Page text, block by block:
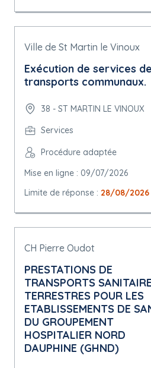
Ville de St Martin le Vinoux
Exécution de services de
transports communaux.
38 - ST MARTIN LE VINOUX
Services
Procédure adaptée
Mise en ligne : 09/07/2026
Limite de réponse : 28/08/2026
CH Pierre Oudot
PRESTATIONS DE
TRANSPORTS
TERRESTRES POUR LES
ETABLISSEMENTS DE
DU GROUPEMENT
HOSPITALIER NORD
DAUPHINE (GHND)